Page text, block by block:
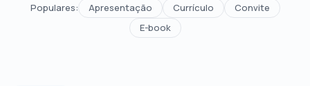
Populares: Apresentação Currículo
Convite
E-book